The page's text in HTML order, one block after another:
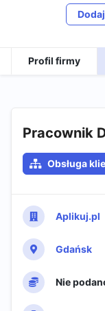
Profil firmy
Pracownik
Obsługa
Aplikuj.pl
Gdańsk
Nie